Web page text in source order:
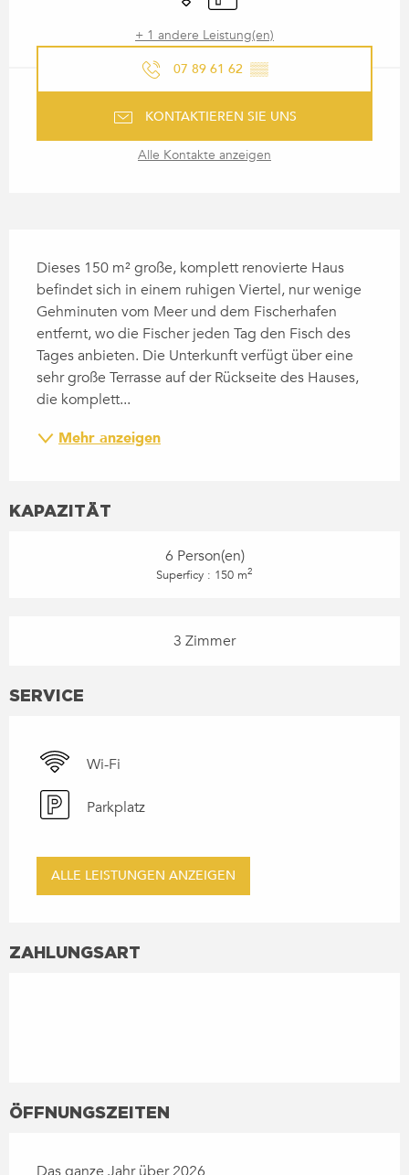
+ 1 andere Leistung(en)
07 89 61 62 ▒▒
KONTAKTIEREN SIE UNS
Alle Kontakte anzeigen
Dieses 150 m² große, komplett renovierte Haus
befindet sich in einem ruhigen Viertel, nur wenige
Gehminuten vom Meer und dem Fischerhafen
entfernt, wo die Fischer jeden Tag den Fisch des
Tages anbieten. Die Unterkunft verfügt über eine
sehr große Terrasse auf der Rückseite des Hauses,
die komplett...
Mehr anzeigen
KAPAZITÄT
6 Person(en)
Superficy : 150 m2
3 Zimmer
SERVICE
Wi-Fi
Parkplatz
ALLE LEISTUNGEN ANZEIGEN
ZAHLUNGSART
ÖFFNUNGSZEITEN